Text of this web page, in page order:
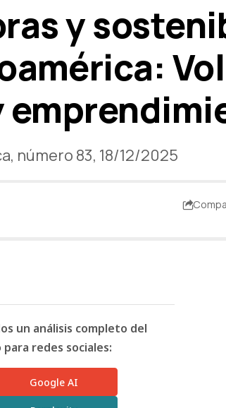
y
número 83, 18/12/2025
un análisis completo del
redes sociales:
Google AI